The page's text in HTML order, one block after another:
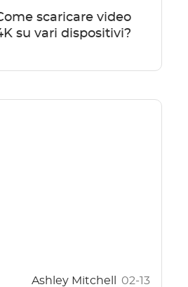
scaricare video
su vari dispositivi?
Ashley Mitchell 02-13